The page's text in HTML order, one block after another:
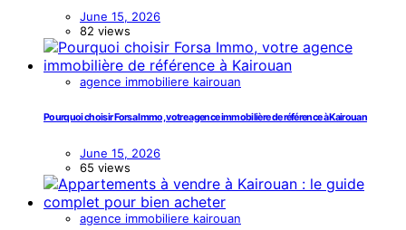
June 15, 2026
82 views
agence immobiliere kairouan
Pourquoi choisir Forsa Immo, votre agence immobilière de référence à Kairouan
June 15, 2026
65 views
agence immobiliere kairouan